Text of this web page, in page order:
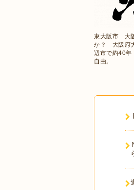
東大阪市 大
か？ 大阪府
辺市で約40
自由。